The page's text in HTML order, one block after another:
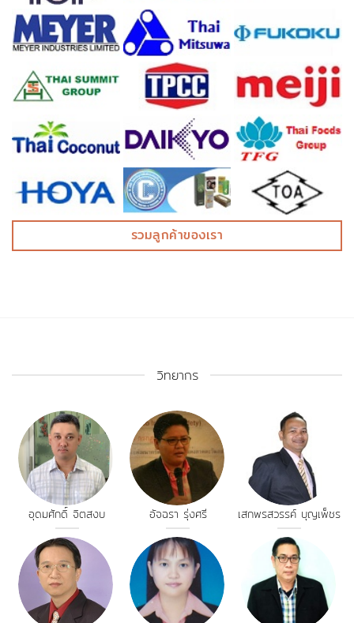
รวมลูกค้าของเรา
วิทยากร
อุดมศักดิ์ จิตสงบ อัจฉรา รุ่งศรี เสกพรสวรรค์ บุญเพ็ชร